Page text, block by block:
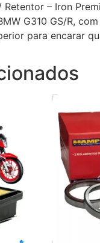
Retentor – Iron
G310 GS/R,
para encarar